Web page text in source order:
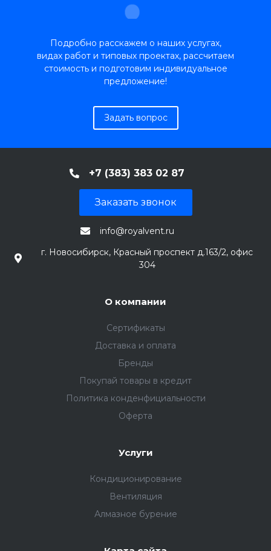
Подробно расскажем о наших услугах,
видах работ и типовых проектах, рассчитаем
стоимость и подготовим индивидуальное
предложение!
Задать вопрос
+7 (383) 383 02 87
Заказать звонок
info@royalvent.ru
г. Новосибирск, Красный проспект д.163/2, офис
304
О компании
Сертификаты
Доставка и оплата
Бренды
Покупай товары в кредит
Политика конденфициальности
Оферта
Услуги
Кондиционирование
Вентиляция
Алмазное бурение